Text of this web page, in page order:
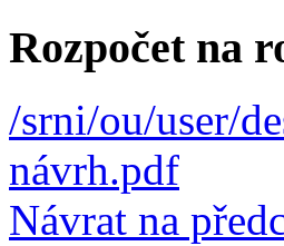
Rozpočet na
/srni/ou/user/
návrh.pdf
Návrat na